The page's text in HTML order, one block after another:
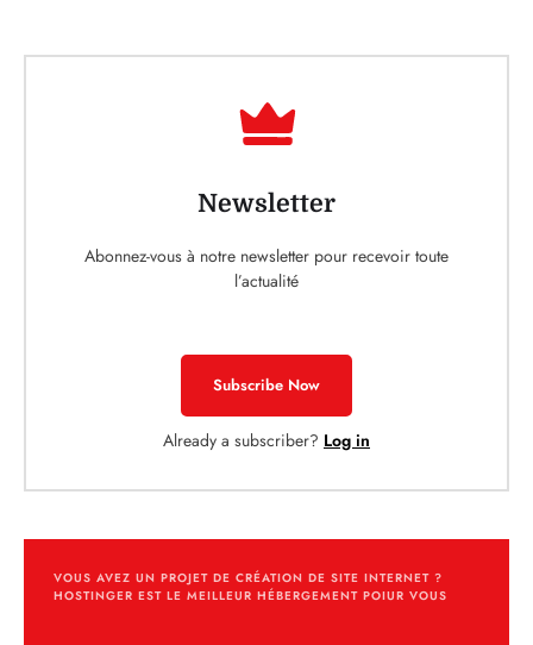
Newsletter
Abonnez-vous à notre newsletter pour recevoir toute
l’actualité
Subscribe Now
Already a subscriber? Log in
VOUS AVEZ UN PROJET DE CRÉATION DE SITE INTERNET ?
HOSTINGER EST LE MEILLEUR HÉBERGEMENT POIUR VOUS